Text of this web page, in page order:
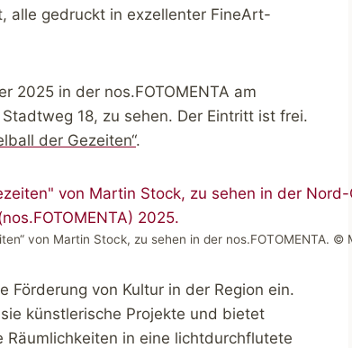
alle gedruckt in exzellenter FineArt-
2025 in der nos.FOTOMENTA am
18, zu sehen. Der Eintritt ist frei.
der Gezeiten“.
von Martin Stock, zu sehen in der nos.FOTOMENTA. ©
Förderung von Kultur in der Region ein.
künstlerische Projekte und bietet
in eine lichtdurchflutete